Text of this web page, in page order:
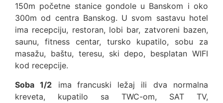
150m početne stanice gondole u Banskom i oko
300m od centra Banskog. U svom sastavu hotel
ima recepciju, restoran, lobi bar, zatvoreni bazen,
saunu, fitness centar, tursko kupatilo, sobu za
masažu, baštu, teresu, ski depo, besplatan WIFI
kod recepcije.
Soba 1/2 ima francuski ležaj ili dva normalna
kreveta, kupatilo sa TWC-om, SAT TV,